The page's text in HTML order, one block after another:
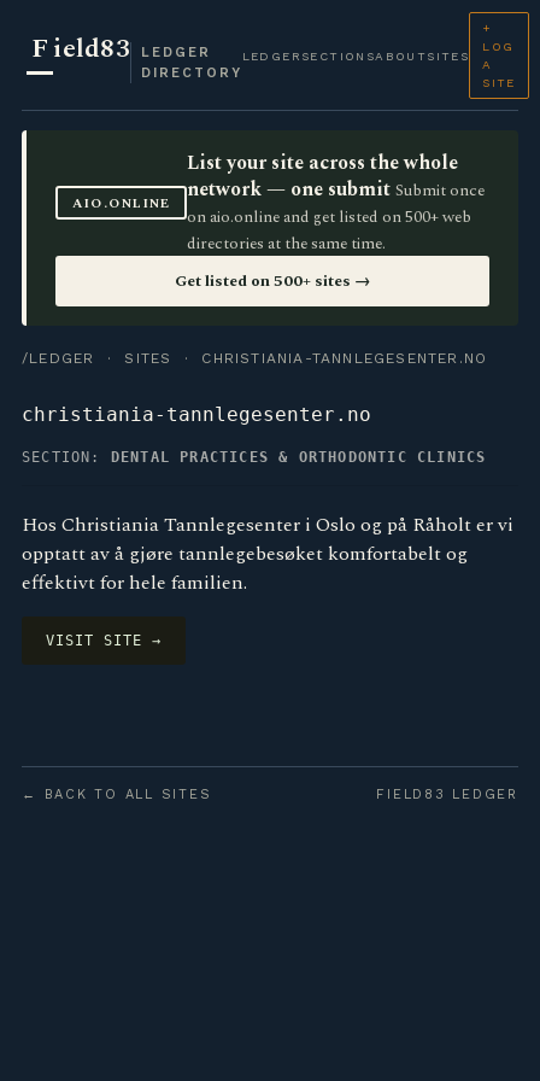
Field83
LEDGER
DIRECTORY
LEDGER SECTIONSABOUT SITES
+
LOG
A
SITE
AIO.ONLINE
List your site across the whole
network — one submit Submit once
on aio.online and get listed on 500+ web
directories at the same time.
Get listed on 500+ sites →
/LEDGER · SITES · CHRISTIANIA-TANNLEGESENTER.NO
christiania-tannlegesenter.no
SECTION: DENTAL PRACTICES & ORTHODONTIC CLINICS
Hos Christiania Tannlegesenter i Oslo og på Råholt er vi
opptatt av å gjøre tannlegebesøket komfortabelt og
effektivt for hele familien.
VISIT SITE →
← BACK TO ALL SITES FIELD83 LEDGER